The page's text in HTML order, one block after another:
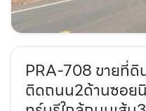
PRA-708 ขายที่ดิ
ติดถนน2ด้านซอย